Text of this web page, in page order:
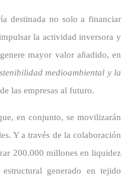
destinada no solo a financiar
la actividad inversora y
mayor valor añadido, en
medioambiental y la
las empresas al futuro.
en conjunto, se movilizarán
Y a través de la colaboración
200.000 millones en liquidez
generado en tejido